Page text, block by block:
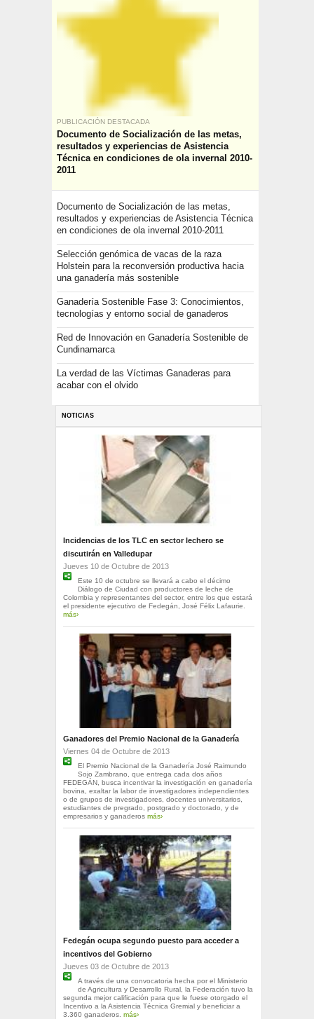
PUBLICACIÓN DESTACADA
Documento de Socialización de las metas,
resultados y experiencias de Asistencia
Técnica en condiciones de ola invernal 2010-
2011
Documento de Socialización de las metas,
resultados y experiencias de Asistencia Técnica
en condiciones de ola invernal 2010-2011
Selección genómica de vacas de la raza
Holstein para la reconversión productiva hacia
una ganadería más sostenible
Ganadería Sostenible Fase 3: Conocimientos,
tecnologías y entorno social de ganaderos
Red de Innovación en Ganadería Sostenible de
Cundinamarca
La verdad de las Víctimas Ganaderas para
acabar con el olvido
NOTICIAS
Incidencias de los TLC en sector lechero se
discutirán en Valledupar
Jueves 10 de Octubre de 2013
Este 10 de octubre se llevará a cabo el décimo
Diálogo de Ciudad con productores de leche de
Colombia y representantes del sector, entre los que estará
el presidente ejecutivo de Fedegán, José Félix Lafaurie.
más›
Ganadores del Premio Nacional de la Ganadería
Viernes 04 de Octubre de 2013
El Premio Nacional de la Ganadería José Raimundo
Sojo Zambrano, que entrega cada dos años
FEDEGÁN, busca incentivar la investigación en ganadería
bovina, exaltar la labor de investigadores independientes
o de grupos de investigadores, docentes universitarios,
estudiantes de pregrado, postgrado y doctorado, y de
empresarios y ganaderos más›
Fedegán ocupa segundo puesto para acceder a
incentivos del Gobierno
Jueves 03 de Octubre de 2013
A través de una convocatoria hecha por el Ministerio
de Agricultura y Desarrollo Rural, la Federación tuvo la
segunda mejor calificación para que le fuese otorgado el
Incentivo a la Asistencia Técnica Gremial y beneficiar a
3.360 ganaderos. más›